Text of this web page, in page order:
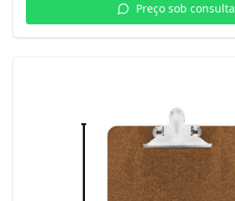
Preço sob consulta